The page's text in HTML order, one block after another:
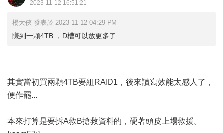
2023-11-12 16:51:21
楊大俠 發表於 2023-11-12 04:29 PM
賺到一顆4TB ，D槽可以放更多了
其實當初買兩顆4TB要組RAID1，後來讀寫效能太感人了，
便作罷...
本來打算是要拆A救B搶救資料的，硬著頭皮上場救援。